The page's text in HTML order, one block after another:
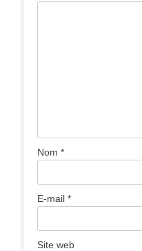
Nom *
E-mail *
Site web